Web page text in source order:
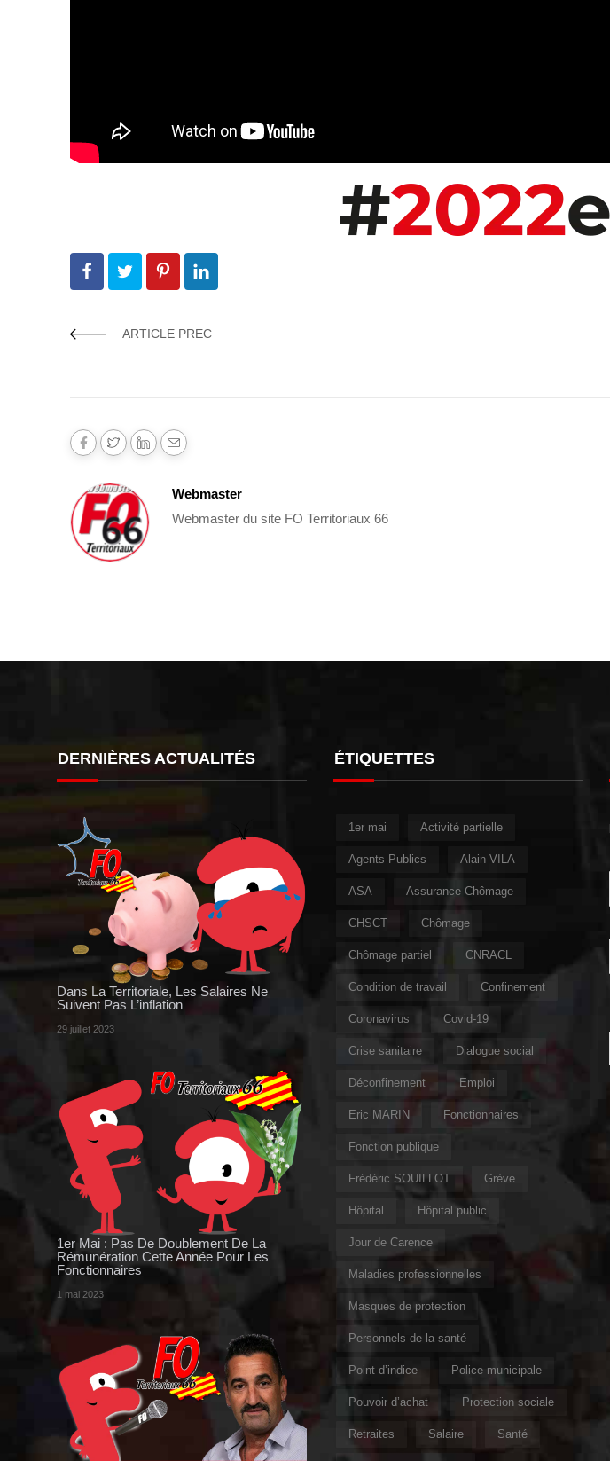
ARTICLE PREC
Webmaster
Webmaster du site FO Territoriaux 66
DERNIÈRES ACTUALITÉS
Dans La Territoriale, Les Salaires Ne
Suivent Pas L’inflation
29 juillet 2023
1er Mai : Pas De Doublement De La
Rémunération Cette Année Pour Les
Fonctionnaires
1 mai 2023
ÉTIQUETTES
1er mai Activité partielle
Agents Publics Alain VILA
ASA Assurance Chômage
CHSCT Chômage
Chômage partiel CNRACL
Condition de travail Confinement
Coronavirus Covid-19
Crise sanitaire Dialogue social
Déconfinement Emploi
Eric MARIN Fonctionnaires
Fonction publique
Frédéric SOUILLOT Grève
Hôpital Hôpital public
Jour de Carence
Maladies professionnelles
Masques de protection
Personnels de la santé
Point d’indice Police municipale
Pouvoir d’achat Protection sociale
Retraites Salaire Santé